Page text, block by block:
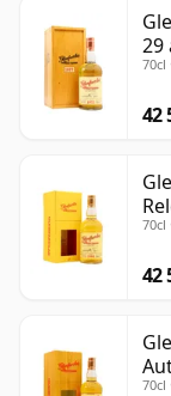
29
70cl
42
70cl
42
70cl